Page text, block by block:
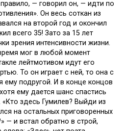
— говорил он, — идти по
Он весь соткан из
на второй год и окончил
всего 35! Зато за 15 лет
зрения интенсивности жизни.
мог в любой момент
лейтмотивом идут его
То он играет с ней, то она с
ему подругой. И в конце концов
ему дается шанс спастись
здесь Гумилев? Выйди из
на остальных приговоренных
— и встал обратно в строй,